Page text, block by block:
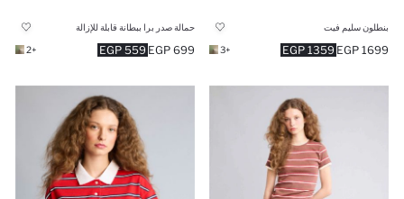
بنطلون سليم فيت
1359 EGP 1699 EGP
+3
حمالة صدر برا ببطانة قابلة للإزالة
559 EGP 699 EGP
+2